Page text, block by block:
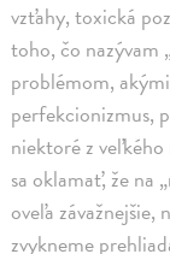
vzťahy, toxická
toho, čo nazývam
problémom,
perfekcionizmus,
niektoré z
sa oklamať, že na
oveľa
zvykneme